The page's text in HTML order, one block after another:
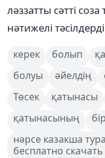
ләззатты сәтті
нәтижелі
керек болып
болуы
әйелдің
Төсек
қатынасы
қатынасының
нәрсе казакша
бесплатно скачать